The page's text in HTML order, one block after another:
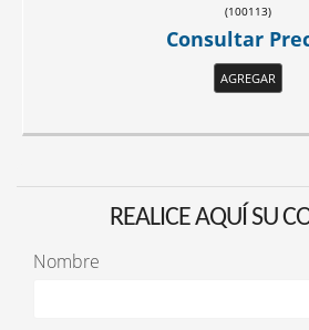
(100113)
Consultar
AGREGAR
REALICE AQUÍ SU
Nombre